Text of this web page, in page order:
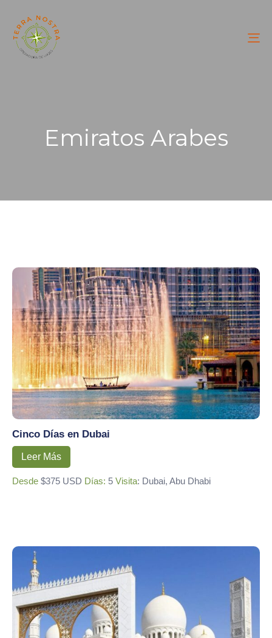
Emiratos Arabes
Cinco Días en Dubai
Leer Más
Desde $375 USD Días: 5 Visita: Dubai, Abu Dhabi